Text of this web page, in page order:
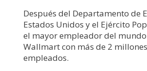
Después del Departamento de
Estados Unidos y el Ejército
el mayor empleador del mundo
Wallmart con más de 2
empleados.